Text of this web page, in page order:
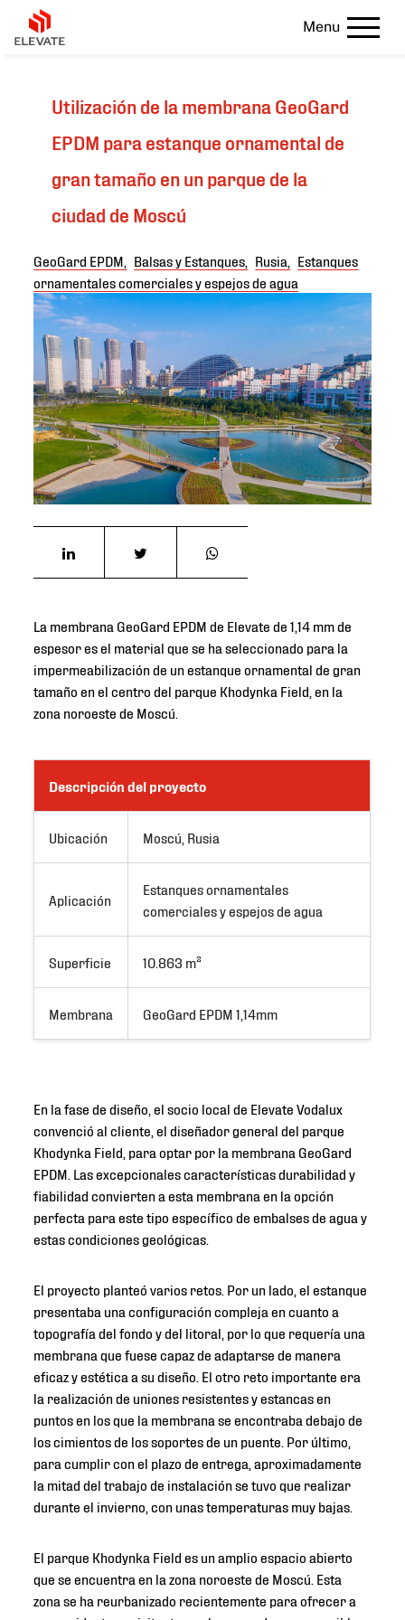
Menu
Utilización de la membrana GeoGard
EPDM para estanque ornamental de
gran tamaño en un parque de la
ciudad de Moscú
GeoGard EPDM, Balsas y Estanques, Rusia,
Estanques
ornamentales comerciales y espejos de agua
La membrana GeoGard EPDM de Elevate de 1,14 mm de
espesor es el material que se ha seleccionado para la
impermeabilización de un estanque ornamental de gran
tamaño en el centro del parque Khodynka Field, en la
zona noroeste de Moscú.
Descripción del proyecto
Ubicación Moscú, Rusia
Aplicación
Estanques ornamentales
comerciales y espejos de agua
Superficie 10.863 m²
Membrana GeoGard EPDM 1,14mm
En la fase de diseño, el socio local de Elevate Vodalux
convenció al cliente, el diseñador general del parque
Khodynka Field, para optar por la membrana GeoGard
EPDM. Las excepcionales características durabilidad y
fiabilidad convierten a esta membrana en la opción
perfecta para este tipo específico de embalses de agua y
estas condiciones geológicas.
El proyecto planteó varios retos. Por un lado, el estanque
presentaba una configuración compleja en cuanto a
topografía del fondo y del litoral, por lo que requería una
membrana que fuese capaz de adaptarse de manera
eficaz y estética a su diseño. El otro reto importante era
la realización de uniones resistentes y estancas en
puntos en los que la membrana se encontraba debajo de
los cimientos de los soportes de un puente. Por último,
para cumplir con el plazo de entrega, aproximadamente
la mitad del trabajo de instalación se tuvo que realizar
durante el invierno, con unas temperaturas muy bajas.
El parque Khodynka Field es un amplio espacio abierto
que se encuentra en la zona noroeste de Moscú. Esta
zona se ha reurbanizado recientemente para ofrecer a